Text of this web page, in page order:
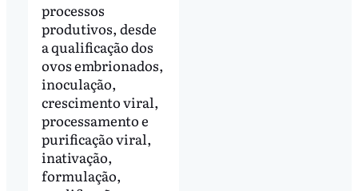
processos
produtivos, desde
a qualificação dos
ovos embrionados,
inoculação,
crescimento viral,
processamento e
purificação viral,
inativação,
formulação,